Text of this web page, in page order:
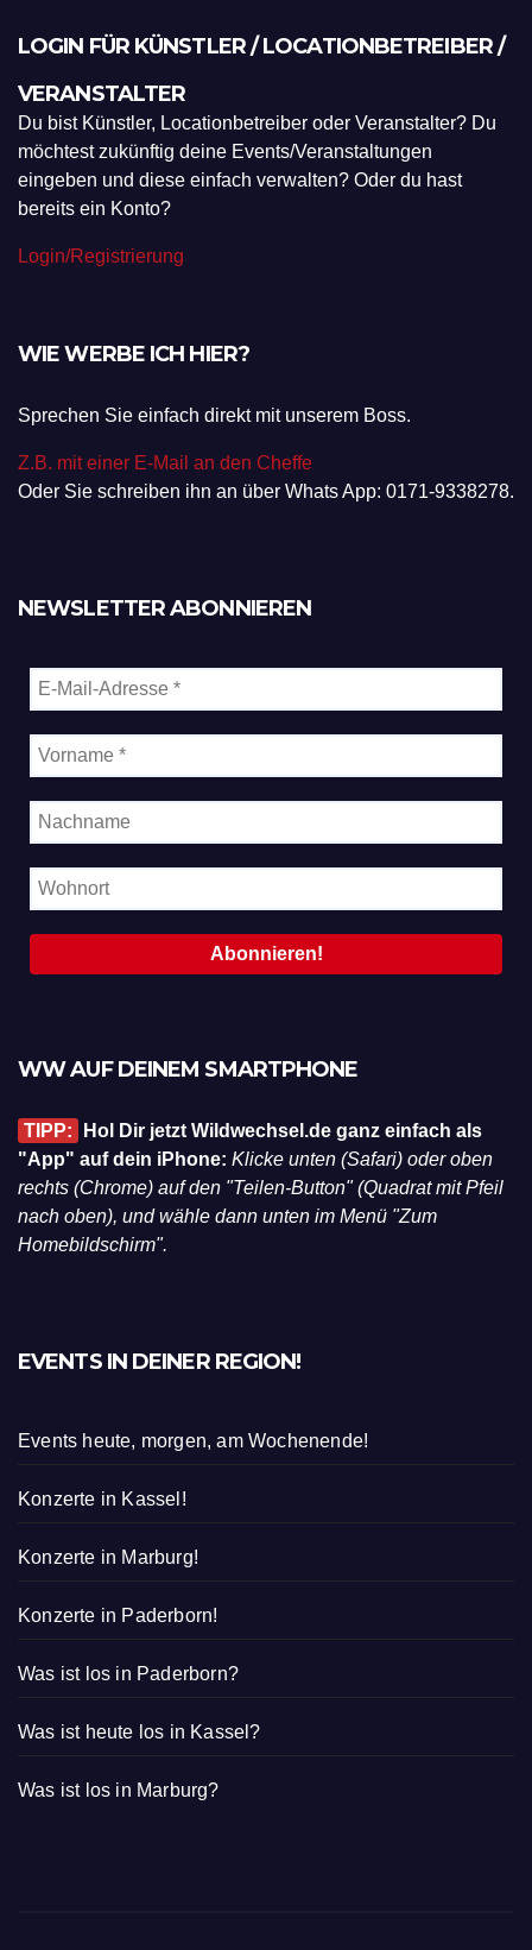
LOGIN FÜR KÜNSTLER / LOCATIONBETREIBER /
VERANSTALTER
Du bist Künstler, Locationbetreiber oder Veranstalter? Du
möchtest zukünftig deine Events/Veranstaltungen
eingeben und diese einfach verwalten? Oder du hast
bereits ein Konto?
Login/Registrierung
WIE WERBE ICH HIER?
Sprechen Sie einfach direkt mit unserem Boss.
Z.B. mit einer E-Mail an den Cheffe
Oder Sie schreiben ihn an über Whats App: 0171-9338278.
NEWSLETTER ABONNIEREN
WW AUF DEINEM SMARTPHONE
TIPP:
Hol Dir jetzt Wildwechsel.de ganz einfach als
"App" auf dein iPhone: Klicke unten (Safari) oder oben
rechts (Chrome) auf den "Teilen-Button" (Quadrat mit Pfeil
nach oben), und wähle dann unten im Menü "Zum
Homebildschirm".
EVENTS IN DEINER REGION!
Events heute, morgen, am Wochenende!
Konzerte in Kassel!
Konzerte in Marburg!
Konzerte in Paderborn!
Was ist los in Paderborn?
Was ist heute los in Kassel?
Was ist los in Marburg?